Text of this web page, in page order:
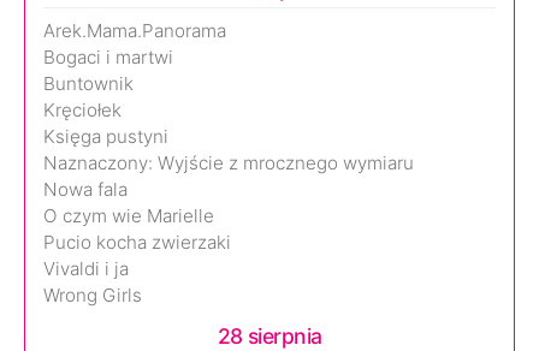
Arek.Mama.Panorama
Bogaci i martwi
Buntownik
Kręciołek
Księga pustyni
Naznaczony: Wyjście z mrocznego wymiaru
Nowa fala
O czym wie Marielle
Pucio kocha zwierzaki
Vivaldi i ja
Wrong Girls
28 sierpnia